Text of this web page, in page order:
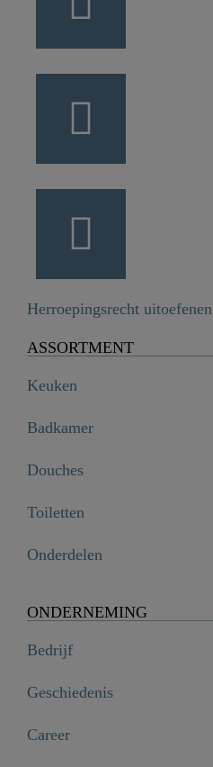
Herroepingsrecht uitoefenen
ASSORTMENT
Keuken
Badkamer
Douches
Toiletten
Onderdelen
ONDERNEMING
Bedrijf
Geschiedenis
Career